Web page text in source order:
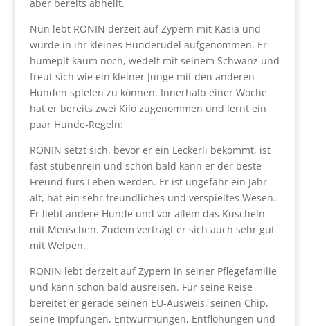
aber bereits abheilt.
Nun lebt RONIN derzeit auf Zypern mit Kasia und
wurde in ihr kleines Hunderudel aufgenommen. Er
humeplt kaum noch, wedelt mit seinem Schwanz und
freut sich wie ein kleiner Junge mit den anderen
Hunden spielen zu können. Innerhalb einer Woche
hat er bereits zwei Kilo zugenommen und lernt ein
paar Hunde-Regeln:
RONIN setzt sich, bevor er ein Leckerli bekommt, ist
fast stubenrein und schon bald kann er der beste
Freund fürs Leben werden. Er ist ungefähr ein Jahr
alt, hat ein sehr freundliches und verspieltes Wesen.
Er liebt andere Hunde und vor allem das Kuscheln
mit Menschen. Zudem verträgt er sich auch sehr gut
mit Welpen.
RONIN lebt derzeit auf Zypern in seiner Pflegefamilie
und kann schon bald ausreisen. Für seine Reise
bereitet er gerade seinen EU-Ausweis, seinen Chip,
seine Impfungen, Entwurmungen, Entflohungen und